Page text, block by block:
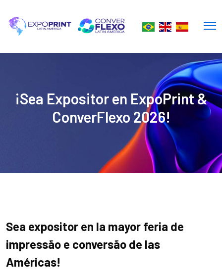
¡Sea Expositor en ExpoPrint &
ConverFlexo 2026!
Sea expositor en la mayor feria de
impressão e conversão de las
Américas!